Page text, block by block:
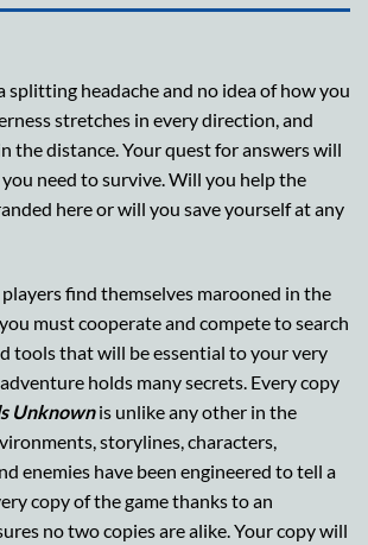
splitting headache and no idea of how you
stretches in every direction, and
the distance. Your quest for answers will
need to survive. Will you help the
here or will you save yourself at any
find themselves marooned in the
must cooperate and compete to search
tools that will be essential to your very
holds many secrets. Every copy
Unknownis unlike any other in the
storylines, characters,
enemies have been engineered to tell a
copy of the game thanks to an
no two copies are alike. Your copy will